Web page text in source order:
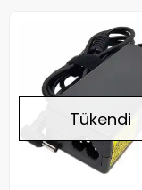
Tükendi